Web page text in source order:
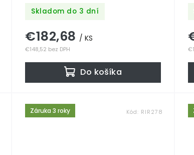
Skladom do 3 dní
€148,52 bez DPH
€182,68 / KS
Do košíka
Záruka 3 roky Kód: RIR278